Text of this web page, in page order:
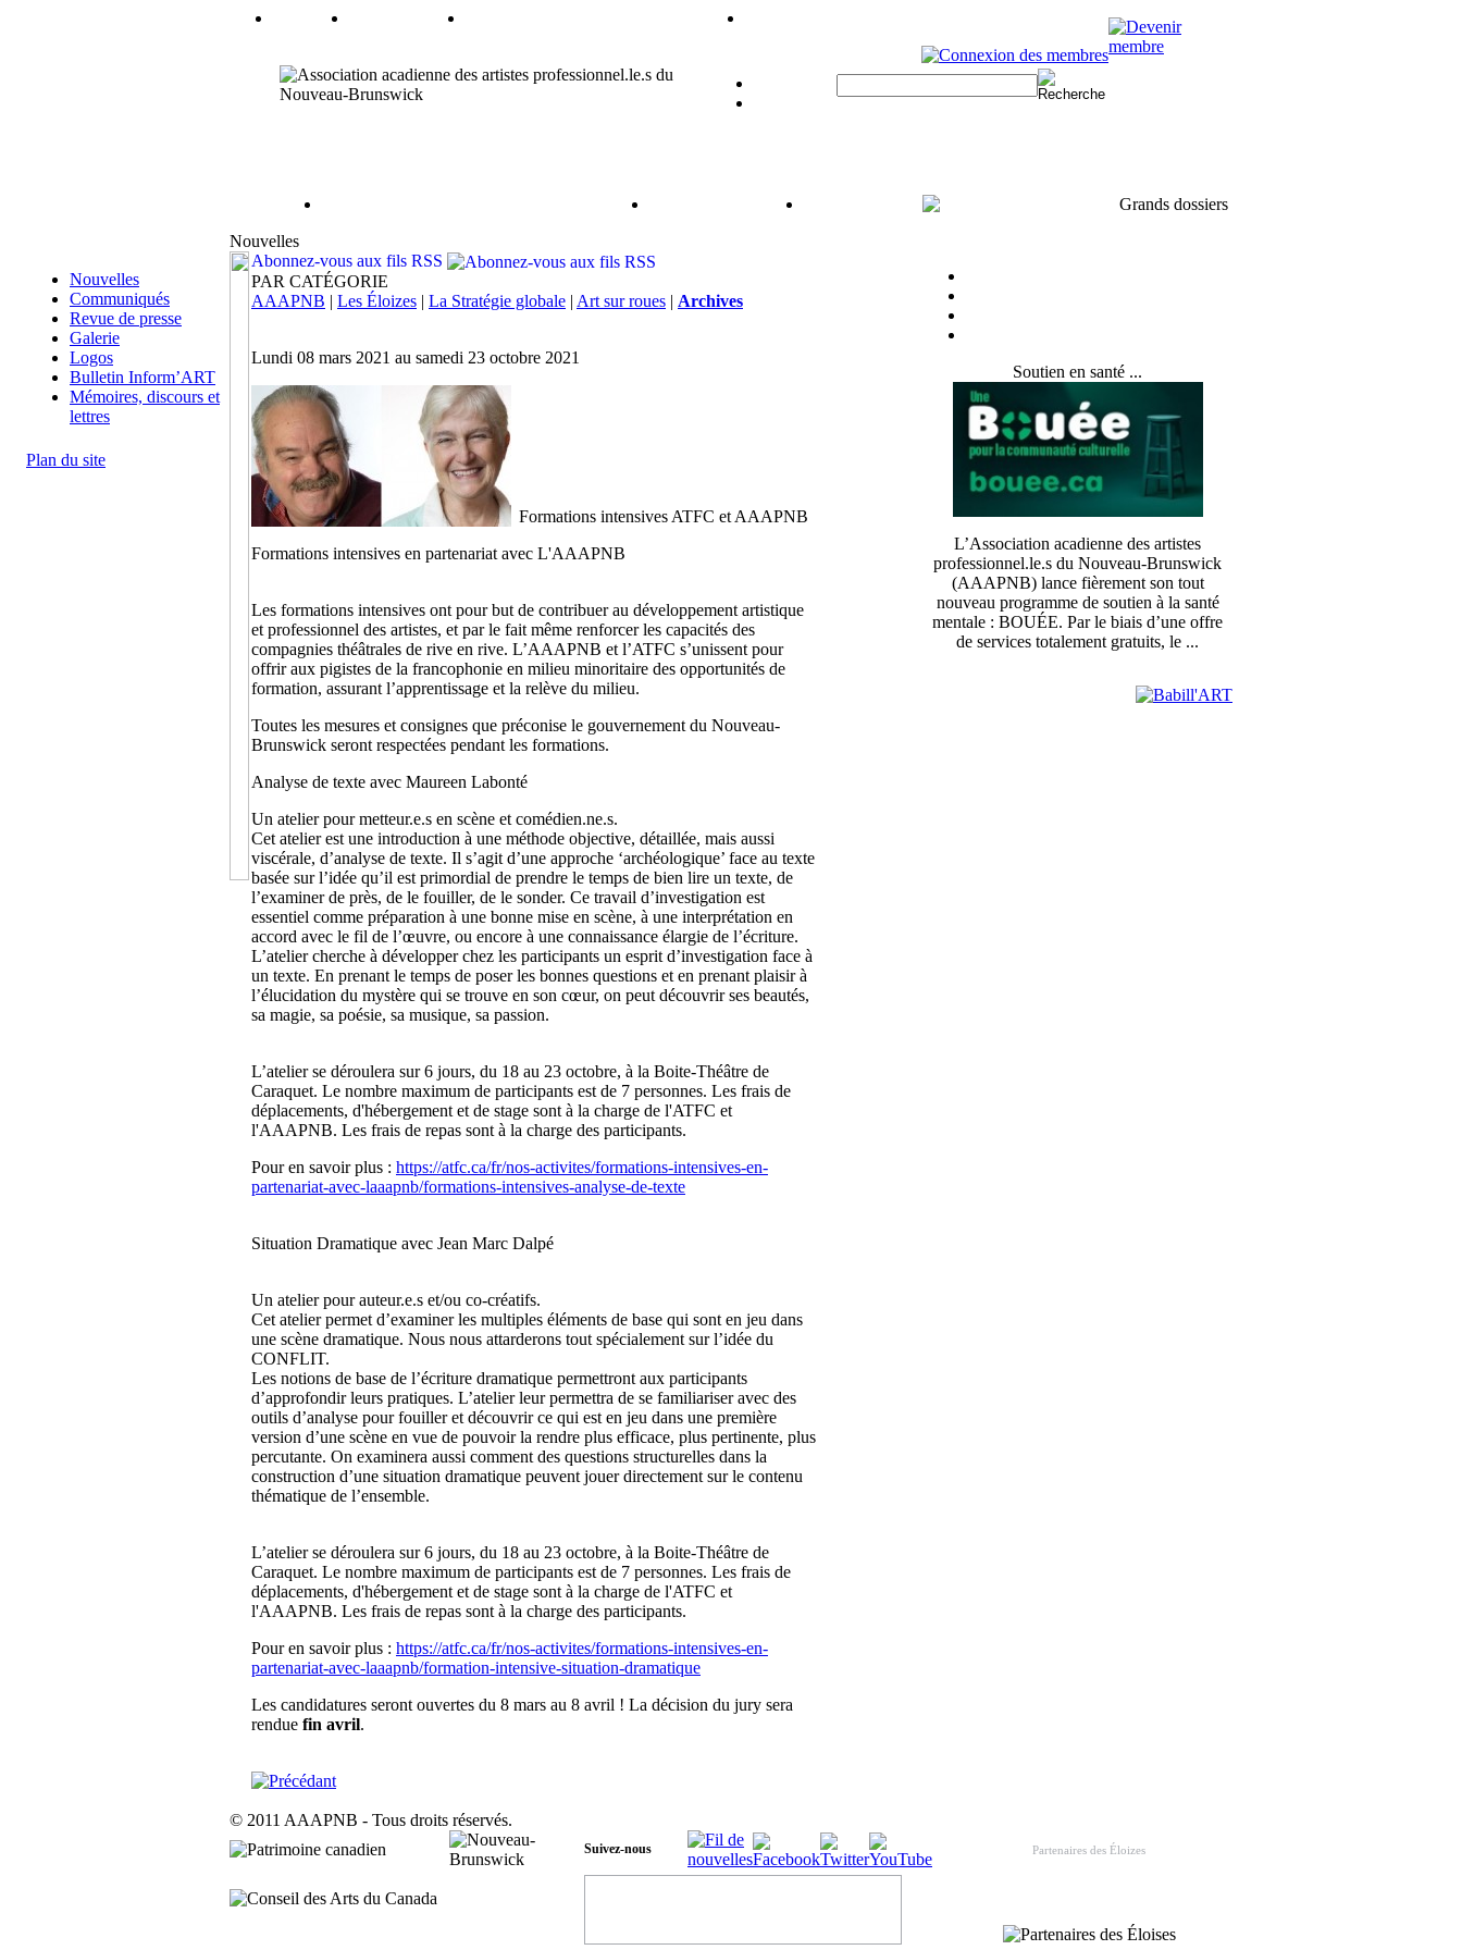
Nouvelles
Communiqués
Revue de presse
Galerie
Logos
Bulletin Inform’ART
Mémoires, discours et
lettres
Plan du site
Nouvelles
Abonnez-vous aux fils RSS
PAR CATÉGORIE
AAAPNB | Les Éloizes | La Stratégie globale | Art sur roues | Archives
Lundi 08 mars 2021 au samedi 23 octobre 2021
Formations intensives ATFC et AAAPNB
Formations intensives en partenariat avec L'AAAPNB
Les formations intensives ont pour but de contribuer au développement artistique
et professionnel des artistes, et par le fait même renforcer les capacités des
compagnies théâtrales de rive en rive. L’AAAPNB et l’ATFC s’unissent pour
offrir aux pigistes de la francophonie en milieu minoritaire des opportunités de
formation, assurant l’apprentissage et la relève du milieu.
Toutes les mesures et consignes que préconise le gouvernement du Nouveau-
Brunswick seront respectées pendant les formations.
Analyse de texte avec Maureen Labonté
Un atelier pour metteur.e.s en scène et comédien.ne.s.
Cet atelier est une introduction à une méthode objective, détaillée, mais aussi
viscérale, d’analyse de texte. Il s’agit d’une approche ‘archéologique’ face au texte
basée sur l’idée qu’il est primordial de prendre le temps de bien lire un texte, de
l’examiner de près, de le fouiller, de le sonder. Ce travail d’investigation est
essentiel comme préparation à une bonne mise en scène, à une interprétation en
accord avec le fil de l’œuvre, ou encore à une connaissance élargie de l’écriture.
L’atelier cherche à développer chez les participants un esprit d’investigation face à
un texte. En prenant le temps de poser les bonnes questions et en prenant plaisir à
l’élucidation du mystère qui se trouve en son cœur, on peut découvrir ses beautés,
sa magie, sa poésie, sa musique, sa passion.
L’atelier se déroulera sur 6 jours, du 18 au 23 octobre, à la Boite-Théâtre de
Caraquet. Le nombre maximum de participants est de 7 personnes. Les frais de
déplacements, d'hébergement et de stage sont à la charge de l'ATFC et
l'AAAPNB. Les frais de repas sont à la charge des participants.
Pour en savoir plus : https://atfc.ca/fr/nos-activites/formations-intensives-en-
partenariat-avec-laaapnb/formations-intensives-analyse-de-texte
Situation Dramatique avec Jean Marc Dalpé
Un atelier pour auteur.e.s et/ou co-créatifs.
Cet atelier permet d’examiner les multiples éléments de base qui sont en jeu dans
une scène dramatique. Nous nous attarderons tout spécialement sur l’idée du
CONFLIT.
Les notions de base de l’écriture dramatique permettront aux participants
d’approfondir leurs pratiques. L’atelier leur permettra de se familiariser avec des
outils d’analyse pour fouiller et découvrir ce qui est en jeu dans une première
version d’une scène en vue de pouvoir la rendre plus efficace, plus pertinente, plus
percutante. On examinera aussi comment des questions structurelles dans la
construction d’une situation dramatique peuvent jouer directement sur le contenu
thématique de l’ensemble.
L’atelier se déroulera sur 6 jours, du 18 au 23 octobre, à la Boite-Théâtre de
Caraquet. Le nombre maximum de participants est de 7 personnes. Les frais de
déplacements, d'hébergement et de stage sont à la charge de l'ATFC et
l'AAAPNB. Les frais de repas sont à la charge des participants.
Pour en savoir plus : https://atfc.ca/fr/nos-activites/formations-intensives-en-
partenariat-avec-laaapnb/formation-intensive-situation-dramatique
Les candidatures seront ouvertes du 8 mars au 8 avril ! La décision du jury sera
rendue fin avril.
© 2011 AAAPNB - Tous droits réservés.
Soutien en santé ...
L’Association acadienne des artistes
professionnel.le.s du Nouveau-Brunswick
(AAAPNB) lance fièrement son tout
nouveau programme de soutien à la santé
mentale : BOUÉE. Par le biais d’une offre
de services totalement gratuits, le ...
Suivez-nous Partenaires des Éloizes